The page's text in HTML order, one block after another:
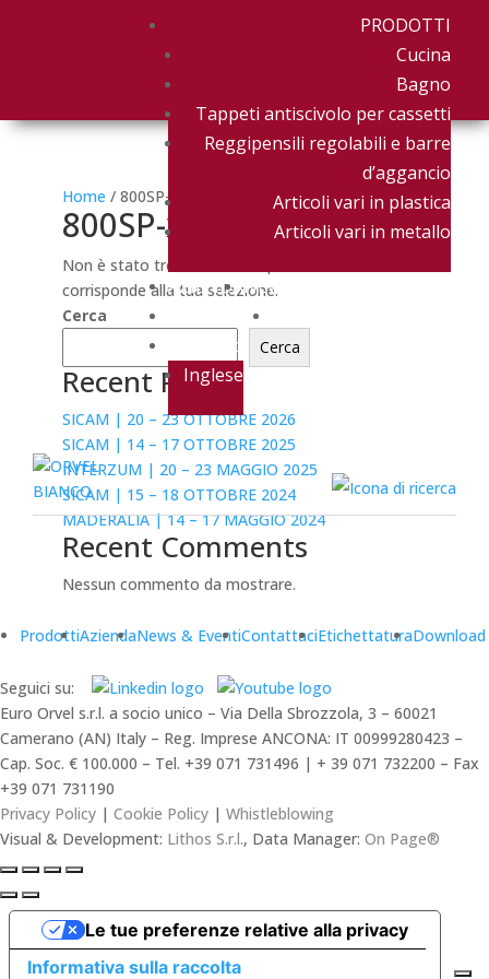
PRODOTTI
Cucina
Bagno
Tappeti antiscivolo per cassetti
Reggipensili regolabili e barre
d’aggancio
Articoli vari in plastica
Articoli vari in metallo
AZIENDANEWS & EVENTI
DOWNLOAD
Italiano
Inglese
Home / 800SP-xxSF
800SP-xxSF
Non è stato trovato nessun prodotto che
corrisponde alla tua selezione.
Cerca
Cerca
Recent Posts
SICAM | 20 – 23 OTTOBRE 2026
SICAM | 14 – 17 OTTOBRE 2025
INTERZUM | 20 – 23 MAGGIO 2025
SICAM | 15 – 18 OTTOBRE 2024
MADERALIA | 14 – 17 MAGGIO 2024
Recent Comments
Nessun commento da mostrare.
ProdottiAziendaNews & EventiContattaciEtichettaturaDownload
Seguici su:
Euro Orvel s.r.l. a socio unico – Via Della Sbrozzola, 3 – 60021
Camerano (AN) Italy – Reg. Imprese ANCONA: IT 00999280423 –
Cap. Soc. € 100.000 – Tel. +39 071 731496 | + 39 071 732200 – Fax
+39 071 731190
Privacy Policy | Cookie Policy | Whistleblowing
Visual & Development: Lithos S.r.l., Data Manager: On Page®
Informativa sulla raccolta
Le tue preferenze relative alla privacy